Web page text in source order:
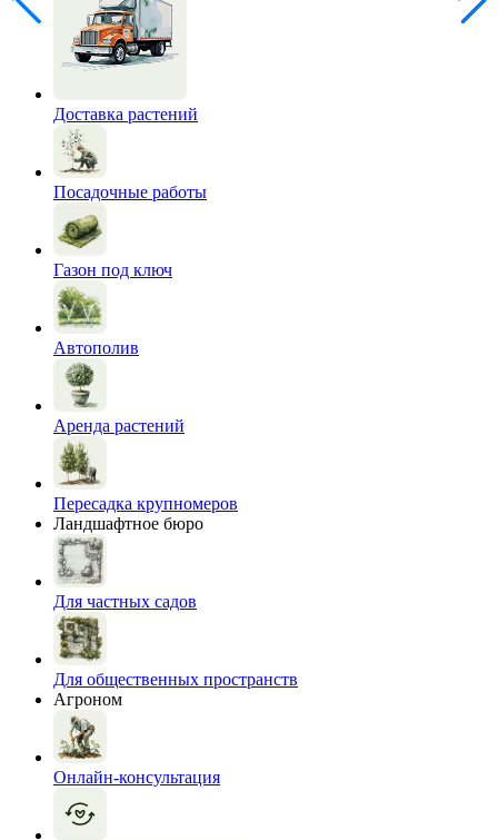
Доставка растений
Посадочные работы
Газон под ключ
Автополив
Аренда растений
Пересадка крупномеров
Ландшафтное бюро
Для частных садов
Для общественных пространств
Агроном
Онлайн-консультация